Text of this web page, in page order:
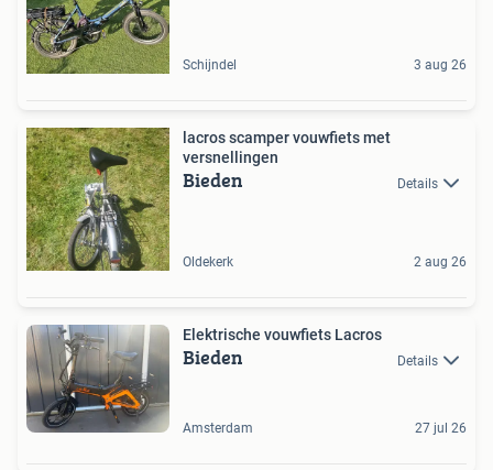
Schijndel 3 aug 26
lacros scamper vouwfiets met
versnellingen
Bieden Details
Oldekerk 2 aug 26
Elektrische vouwfiets Lacros
Bieden Details
Amsterdam 27 jul 26